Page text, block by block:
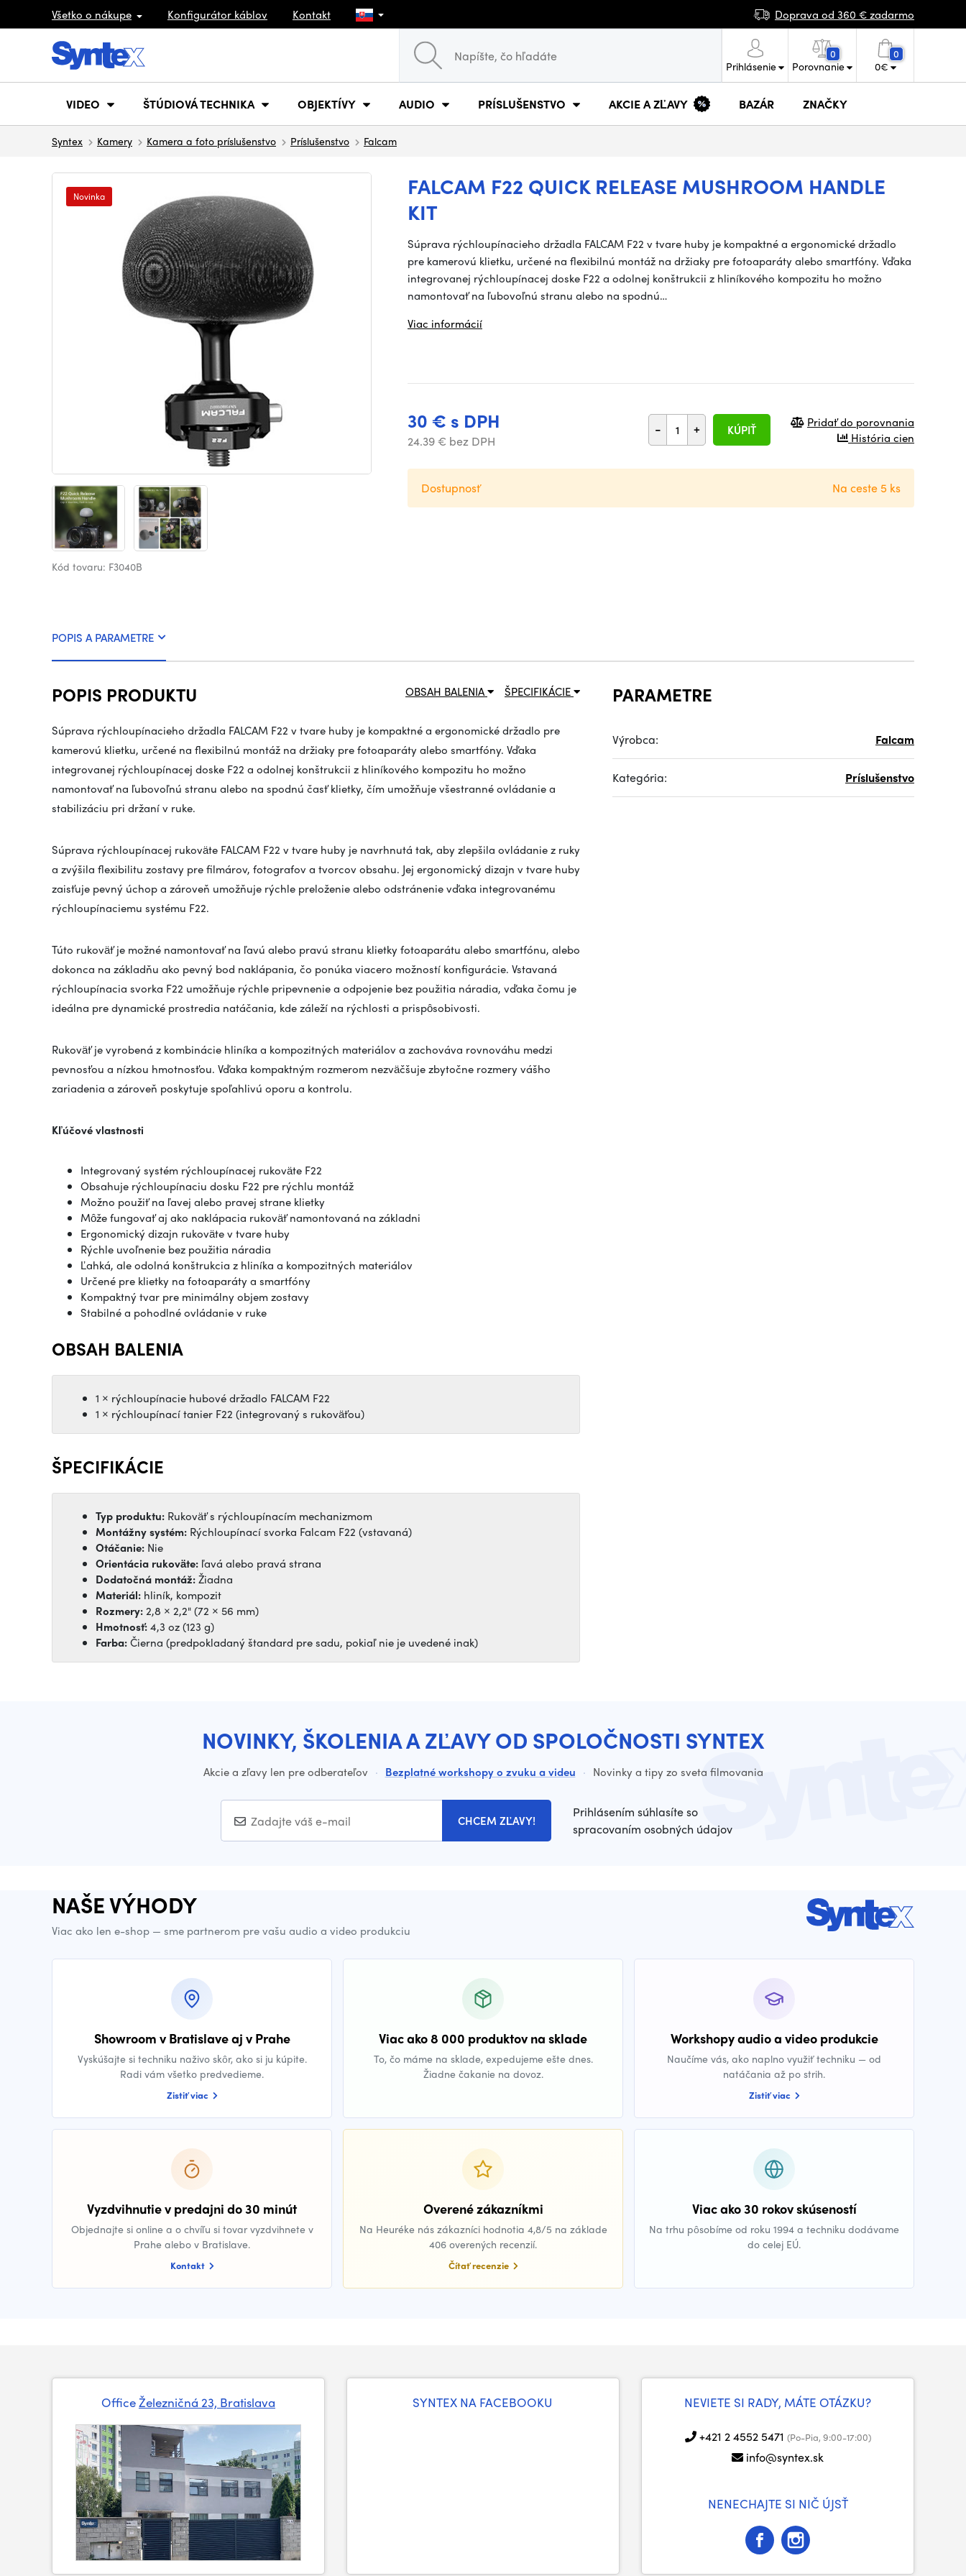
Všetko o nákupe Konfigurátor káblov Kontakt Doprava od 360 € zadarmo
Prihlásenie
0
Porovnanie
0
0€
VIDEO ŠTÚDIOVÁ TECHNIKA OBJEKTÍVY AUDIO PRÍSLUŠENSTVO AKCIE A ZĽAVY BAZÁR ZNAČKY
Syntex Kamery Kamera a foto príslušenstvo Príslušenstvo Falcam
FALCAM F22 QUICK RELEASE MUSHROOM HANDLE
KIT
Novinka
Kód tovaru: F3040B
Súprava rýchloupínacieho držadla FALCAM F22 v tvare huby je kompaktné a ergonomické držadlo
pre kamerovú klietku, určené na flexibilnú montáž na držiaky pre fotoaparáty alebo smartfóny. Vďaka
integrovanej rýchloupínacej doske F22 a odolnej konštrukcii z hliníkového kompozitu ho možno
namontovať na ľubovoľnú stranu alebo na spodnú…
Viac informácií
30 € s DPH
24.39 € bez DPH
- + KÚPIŤ
Pridať do porovnania
História cien
Dostupnosť Na ceste 5 ks
POPIS A PARAMETRE
ŠPECIFIKÁCIE
OBSAH BALENIA
POPIS PRODUKTU
Súprava rýchloupínacieho držadla FALCAM F22 v tvare huby je kompaktné a ergonomické držadlo pre
kamerovú klietku, určené na flexibilnú montáž na držiaky pre fotoaparáty alebo smartfóny. Vďaka
integrovanej rýchloupínacej doske F22 a odolnej konštrukcii z hliníkového kompozitu ho možno
namontovať na ľubovoľnú stranu alebo na spodnú časť klietky, čím umožňuje všestranné ovládanie a
stabilizáciu pri držaní v ruke.
Súprava rýchloupínacej rukoväte FALCAM F22 v tvare huby je navrhnutá tak, aby zlepšila ovládanie z ruky
a zvýšila flexibilitu zostavy pre filmárov, fotografov a tvorcov obsahu. Jej ergonomický dizajn v tvare huby
zaisťuje pevný úchop a zároveň umožňuje rýchle preloženie alebo odstránenie vďaka integrovanému
rýchloupínaciemu systému F22.
Túto rukoväť je možné namontovať na ľavú alebo pravú stranu klietky fotoaparátu alebo smartfónu, alebo
dokonca na základňu ako pevný bod naklápania, čo ponúka viacero možností konfigurácie. Vstavaná
rýchloupínacia svorka F22 umožňuje rýchle pripevnenie a odpojenie bez použitia náradia, vďaka čomu je
ideálna pre dynamické prostredia natáčania, kde záleží na rýchlosti a prispôsobivosti.
Rukoväť je vyrobená z kombinácie hliníka a kompozitných materiálov a zachováva rovnováhu medzi
pevnosťou a nízkou hmotnosťou. Vďaka kompaktným rozmerom nezväčšuje zbytočne rozmery vášho
zariadenia a zároveň poskytuje spoľahlivú oporu a kontrolu.
Kľúčové vlastnosti
Integrovaný systém rýchloupínacej rukoväte F22
Obsahuje rýchloupínaciu dosku F22 pre rýchlu montáž
Možno použiť na ľavej alebo pravej strane klietky
Môže fungovať aj ako naklápacia rukoväť namontovaná na základni
Ergonomický dizajn rukoväte v tvare huby
Rýchle uvoľnenie bez použitia náradia
Ľahká, ale odolná konštrukcia z hliníka a kompozitných materiálov
Určené pre klietky na fotoaparáty a smartfóny
Kompaktný tvar pre minimálny objem zostavy
Stabilné a pohodlné ovládanie v ruke
OBSAH BALENIA
1 × rýchloupínacie hubové držadlo FALCAM F22
1 × rýchloupínací tanier F22 (integrovaný s rukoväťou)
ŠPECIFIKÁCIE
Typ produktu: Rukoväť s rýchloupínacím mechanizmom
Montážny systém: Rýchloupínací svorka Falcam F22 (vstavaná)
Otáčanie: Nie
Orientácia rukoväte: ľavá alebo pravá strana
Dodatočná montáž:Žiadna
Materiál: hliník, kompozit
Rozmery:2,8 × 2,2" (72 × 56 mm)
Hmotnosť:4,3 oz (123 g)
Farba:Čierna (predpokladaný štandard pre sadu, pokiaľ nie je uvedené inak)
PARAMETRE
Výrobca: Falcam
Kategória: Príslušenstvo
NOVINKY, ŠKOLENIA A ZĽAVY OD SPOLOČNOSTI SYNTEX
Akcie a zľavy len pre odberateľov · Bezplatné workshopy o zvuku a videu · Novinky a tipy zo sveta filmovania
CHCEM ZĽAVY!
Prihlásením súhlasíte so
spracovaním osobných údajov
NAŠE VÝHODY
Viac ako len e-shop — sme partnerom pre vašu audio a video produkciu
Showroom v Bratislave aj v Prahe
Vyskúšajte si techniku naživo skôr, ako si ju kúpite.
Radi vám všetko predvedieme.
Zistiť viac
Viac ako 8 000 produktov na sklade
To, čo máme na sklade, expedujeme ešte dnes.
Žiadne čakanie na dovoz.
Workshopy audio a video produkcie
Naučíme vás, ako naplno využiť techniku — od
natáčania až po strih.
Zistiť viac
Vyzdvihnutie v predajni do 30 minút
Objednajte si online a o chvíľu si tovar vyzdvihnete v
Prahe alebo v Bratislave.
Kontakt
Overené zákazníkmi
Na Heuréke nás zákazníci hodnotia 4,8/5 na základe
406 overených recenzií.
Čítať recenzie
Viac ako 30 rokov skúseností
Na trhu pôsobíme od roku 1994 a techniku dodávame
do celej EÚ.
OfficeŽelezničná 23, Bratislava SYNTEX NA FACEBOOKU NEVIETE SI RADY, MÁTE OTÁZKU?
+421 2 4552 5471 (Po-Pia, 9:00-17:00)
info@syntex.sk
NENECHAJTE SI NIČ ÚJSŤ